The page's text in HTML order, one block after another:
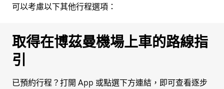
可以考慮以下其他行程選項：
取得在博茲曼機場上車的路線指
引
已預約行程？打開 App 或點選下方連結，即可查看逐步